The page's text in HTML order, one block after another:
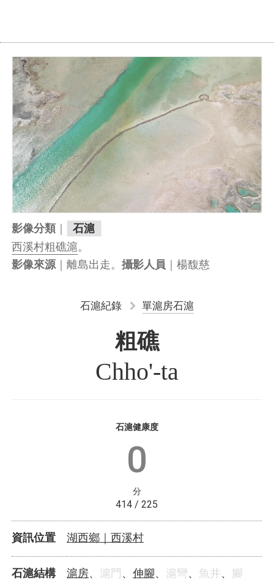
影像分類｜ 石滬
西溪村粗礁滬。
影像來源 ｜離島出走。攝影人員 ｜楊馥慈
石滬紀錄 單滬房石滬
粗礁
Chho'-ta
石滬健康度
0
分
414 / 225
資訊位置 湖西鄉｜西溪村
石滬結構 滬房、 滬門 、伸腳、 滬彎、 魚井、
腳